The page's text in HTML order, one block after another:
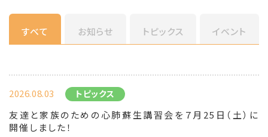
すべて お知らせ トピックス イベント
2026.08.03 トピックス
友達と家族のための心肺蘇生講習会を７月25日（土）に
開催しました！